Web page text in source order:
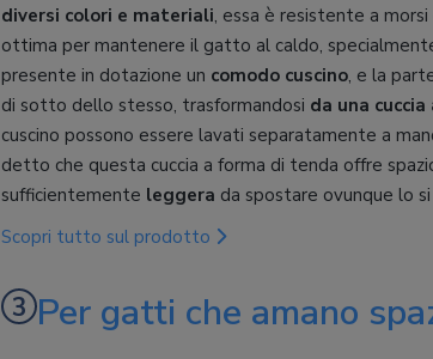
diversi colori e materiali, essa è resistente a
ottima per mantenere il gatto al caldo,
presente in dotazione un comodo cuscino, e la
di sotto dello stesso, trasformandosi da una
cuscino possono essere lavati separatamente a
detto che questa cuccia a forma di tenda offre
sufficientemente leggera da spostare ovunque lo
Scopri tutto sul prodotto
Per gatti che amano